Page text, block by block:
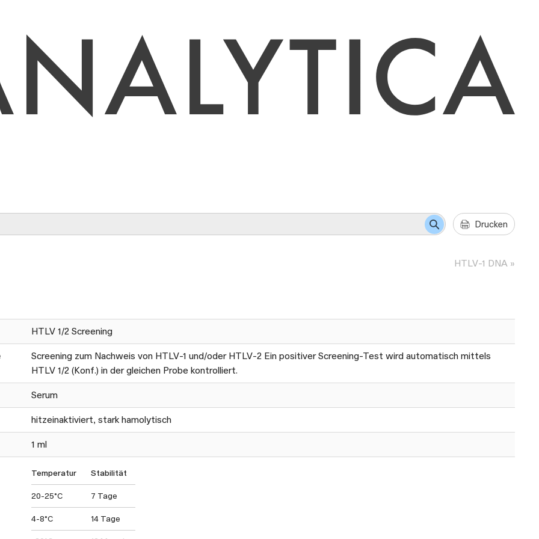
Drucken
HTLV-1 DNA
HTLV 1/2 Screening
Screening zum Nachweis von HTLV-1 und/oder HTLV-2 Ein positiver Screening-Test wird automatisch mittels
HTLV 1/2 (Konf.) in der gleichen Probe kontrolliert.
Serum
hitzeinaktiviert, stark hamolytisch
1 ml
Temperatur Stabilität
20-25°C 7 Tage
4-8°C 14 Tage